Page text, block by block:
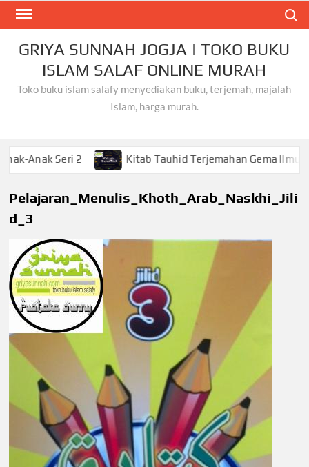
Skip
contentGRIYA SUNNAH JOGJA | TOKO BUKU
ISLAM SALAF ONLINE MURAH
Toko buku islam salafy menyediakan buku, terjemah, majalah
Islam, harga murah.
Seri 2 Kitab Tauhid Terjemahan Gema Ilmu
Pelajaran_Menulis_Khoth_Arab_Naskhi_Jili
d_3